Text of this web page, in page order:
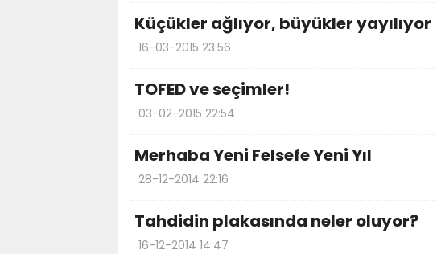
Küçükler ağlıyor, büyükler yayılıyor
16-03-2015 23:56
TOFED ve seçimler!
03-02-2015 22:54
Merhaba Yeni Felsefe Yeni Yıl
28-12-2014 22:16
Tahdidin plakasında neler oluyor?
16-12-2014 14:47